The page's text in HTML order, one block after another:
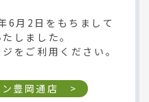
6月2日をもちまして
しました。
をご利用ください。
ン豊岡通店 >